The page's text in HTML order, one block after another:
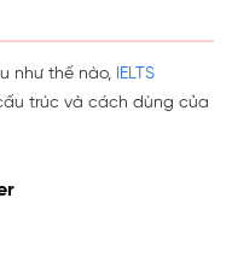
như thế nào, IELTS
trúc và cách dùng của